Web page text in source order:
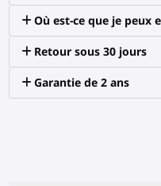
Où est-ce que je peux
Retour sous 30 jours
Garantie de 2 ans